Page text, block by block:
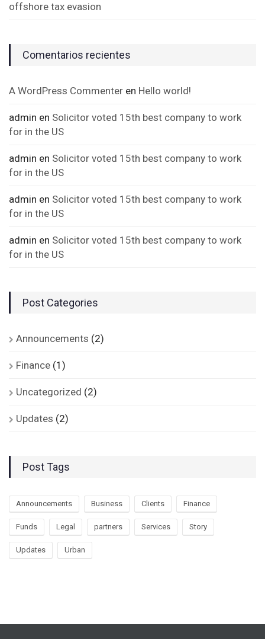
offshore tax evasion
Comentarios recientes
A WordPress Commenter en Hello world!
admin en Solicitor voted 15th best company to work
for in the US
admin en Solicitor voted 15th best company to work
for in the US
admin en Solicitor voted 15th best company to work
for in the US
admin en Solicitor voted 15th best company to work
for in the US
Post Categories
Announcements (2)
Finance (1)
Uncategorized (2)
Updates (2)
Post Tags
Announcements Business Clients Finance
Funds Legal partners Services Story
Updates Urban